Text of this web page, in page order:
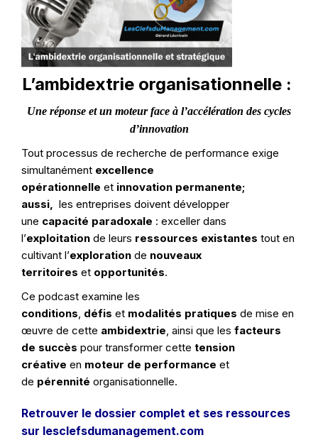
L’ambidextrie organisationnelle :
Une réponse et un moteur face à l’accélération des cycles
d’innovation
Tout processus de recherche de performance exige
simultanément excellence
opérationnelle et innovation permanente;
aussi, les entreprises doivent développer
une capacité paradoxale : exceller dans
l’exploitation de leurs ressources existantes tout en
cultivant l’exploration de nouveaux
territoires et opportunités.
Ce podcast examine les
conditions, défis et modalités pratiques de mise en
œuvre de cette ambidextrie, ainsi que les facteurs
de succès pour transformer cette tension
créative en moteur de performance et
de pérennité organisationnelle.
Retrouver le dossier complet et ses ressources
sur lesclefsdumanagement.com